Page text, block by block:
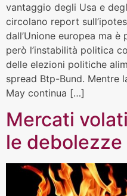
vantaggio degli Usa e
circolano report
dall’Unione europea ma
però l’instabilità politica
delle elezioni politiche
spread Btp-Bund. Mentre
May continua […]
Mercati
le